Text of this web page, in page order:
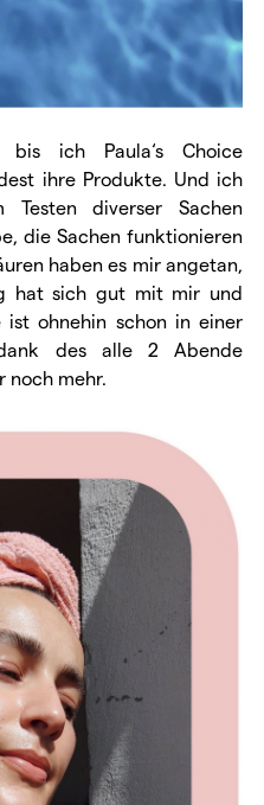
ich Paula‘s Choice
ihre Produkte. Und ich
Testen diverser Sachen
die Sachen funktionieren
haben es mir angetan,
hat sich gut mit mir und
ohnehin schon in einer
des alle 2 Abende
noch mehr.